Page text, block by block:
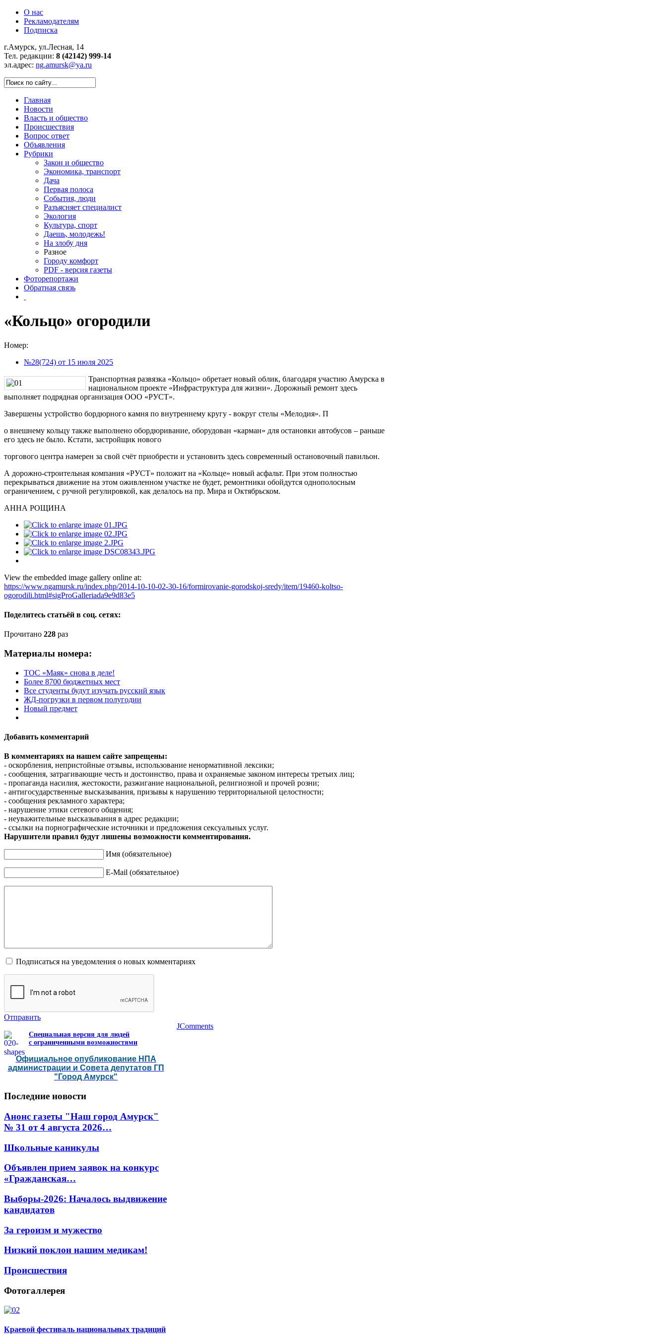
О нас
Рекламодателям
Подписка
г.Амурск, ул.Лесная, 14
Тел. редакции: 8 (42142) 999-14
эл.адрес: ng.amursk@ya.ru
Главная
Новости
Власть и общество
Происшествия
Вопрос ответ
Объявления
Рубрики
Закон и общество
Экономика, транспорт
Дача
Первая полоса
События, люди
Разъясняет специалист
Экология
Культура, спорт
Даешь, молодежь!
На злобу дня
Разное
Городу комфорт
PDF - версия газеты
Фоторепортажи
Обратная связь
«Кольцо» огородили
Номер:
№28(724) от 15 июля 2025
Транспортная развязка «Кольцо» обретает новый облик, благодаря участию Амурска в
национальном проекте «Инфраструктура для жизни». Дорожный ремонт здесь
выполняет подрядная организация ООО «РУСТ».
Завершены устройство бордюрного камня по внутреннему кругу - вокруг стелы «Мелодия». П
о внешнему кольцу также выполнено обордюривание, оборудован «карман» для остановки автобусов ‒ раньше
его здесь не было. Кстати, застройщик нового
торгового центра намерен за свой счёт приобрести и установить здесь современный остановочный павильон.
А дорожно-строительная компания «РУСТ» положит на «Кольце» новый асфальт. При этом полностью
перекрываться движение на этом оживленном участке не будет, ремонтники обойдутся однополосным
ограничением, с ручной регулировкой, как делалось на пр. Мира и Октябрьском.
АННА РОЩИНА
View the embedded image gallery online at:
https://www.ngamursk.ru/index.php/2014-10-10-02-30-16/formirovanie-gorodskoj-sredy/item/19460-koltso-
ogorodili.html#sigProGalleriada9e9d83e5
Поделитесь статьёй в соц. сетях:
Прочитано 228 раз
Материалы номера:
ТОС «Маяк» снова в деле!
Более 8700 бюджетных мест
Все студенты будут изучать русский язык
ЖД-погрузки в первом полугодии
Новый предмет
Добавить комментарий
В комментариях на нашем сайте запрещены:
- оскорбления, непристойные отзывы, использование ненормативной лексики;
- сообщения, затрагивающие честь и достоинство, права и охраняемые законом интересы третьих лиц;
- пропаганда насилия, жестокости, разжигание национальной, религиозной и прочей розни;
- антигосударственные высказывания, призывы к нарушению территориальной целостности;
- сообщения рекламного характера;
- нарушение этики сетевого общения;
- неуважительные высказывания в адрес редакции;
- ссылки на порнографические источники и предложения сексуальных услуг.
Нарушители правил будут лишены возможности комментирования.
Имя (обязательное)
E-Mail (обязательное)
Подписаться на уведомления о новых комментариях
Отправить
JComments
Специальная версия для людей
с ограниченными возможностями
Официальное опубликование НПА
администрации и Совета депутатов ГП
"Город Амурск"
Последние новости
Анонс газеты "Наш город Амурск"
№ 31 от 4 августа 2026…
Школьные каникулы
Объявлен прием заявок на конкурс
«Гражданская…
Выборы-2026: Началось выдвижение
кандидатов
За героизм и мужество
Низкий поклон нашим медикам!
Происшествия
Фотогаллерея
Краевой фестиваль национальных традиций